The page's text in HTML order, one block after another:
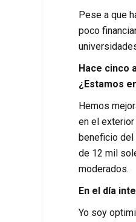
Pese a que
poco
Hace cinco
¿Estamos
Hemos
en el
beneficio
de 12 mil
moderados.
En el día
Yo soy